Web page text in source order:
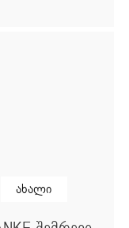
ახალი